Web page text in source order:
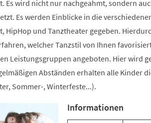
Es wird nicht nur nachgeahmt, sondern
Es werden Einblicke in die
HipHop und Tanztheater gegeben.
welcher Tanzstil von Ihnen
Leistungsgruppen angeboten. Hier wird
Abständen erhalten alle Kinder
Sommer-, Winterfeste...).
Informationen